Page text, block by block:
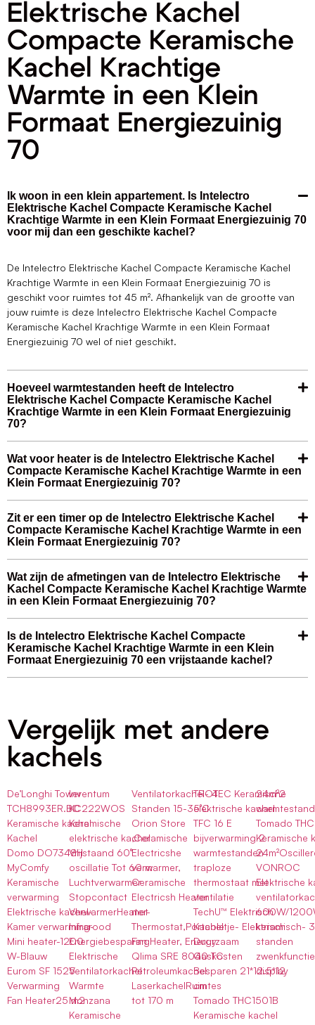
Elektrische Kachel
Compacte Keramische
Kachel Krachtige
Warmte in een Klein
Formaat Energiezuinig
70
Ik woon in een klein appartement. Is Intelectro
Elektrische Kachel Compacte Keramische Kachel
Krachtige Warmte in een Klein Formaat Energiezuinig 70
voor mij dan een geschikte kachel?
De Intelectro Elektrische Kachel Compacte Keramische Kachel
Krachtige Warmte in een Klein Formaat Energiezuinig 70 is
geschikt voor ruimtes tot 45 m². Afhankelijk van de grootte van
jouw ruimte is deze Intelectro Elektrische Kachel Compacte
Keramische Kachel Krachtige Warmte in een Klein Formaat
Energiezuinig 70 wel of niet geschikt.
Hoeveel warmtestanden heeft de Intelectro
Elektrische Kachel Compacte Keramische Kachel
Krachtige Warmte in een Klein Formaat Energiezuinig
70?
Wat voor heater is de Intelectro Elektrische Kachel
Compacte Keramische Kachel Krachtige Warmte in een
Klein Formaat Energiezuinig 70?
Zit er een timer op de Intelectro Elektrische Kachel
Compacte Keramische Kachel Krachtige Warmte in een
Klein Formaat Energiezuinig 70?
Wat zijn de afmetingen van de Intelectro Elektrische
Kachel Compacte Keramische Kachel Krachtige Warmte
in een Klein Formaat Energiezuinig 70?
Is de Intelectro Elektrische Kachel Compacte
Keramische Kachel Krachtige Warmte in een Klein
Formaat Energiezuinig 70 een vrijstaande kachel?
Vergelijk met andere
kachels
De’Longhi Tower
TCH8993ER.BC
Keramische kachel
Kachel
Domo DO7348H
MyComfy
Keramische
verwarming
Elektrische kachel-
Kamer verwarming-
Mini heater-1200
W-Blauw
Eurom SF 1525
Verwarming
Fan Heater25 m2
Inventum
KC222WOS
Keramische
elektrische kachel
Vrijstaand 60°
oscillatie Tot 60 m
Luchtverwarmer
Stopcontact
VerwarmerHeater-
Infrarood
Energiebesparing
Elektrische
Ventilatorkachel
Warmte
Monzana
Keramische
Ventilatorkachel- 4
Standen 15-35°C
Orion Store
,Ceramische
Electricshe
verwarmer,
Ceramische
Electricsh Heater
met
Thermostat,Portable
Fan Heater, Energy
Qlima SRE 8040 TC
Petroleumkachel
LaserkachelRuimtes
tot 170 m
TROTEC Keramische
elektrische kachel
TFC 16 E
bijverwarming 2
warmtestanden
traploze
thermostaat met
ventilatie
TechU™ Elektrisch
Kacheltje- Elektrisch
Duurzaam
Gaskosten
Besparen 21*12.5*12
cm
Tomado THC1501B
Keramische kachel
24m²2
Tomado
Keramische
VONROC
Elektrische
600W/
keramisch- 3
standen
display